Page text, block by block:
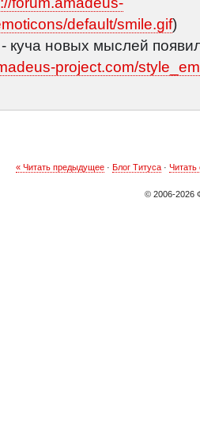
default/smile.gif)
куча новых мыслей
project.com/
« Читать предыдущее· Блог Титуса·
© 2006-2026